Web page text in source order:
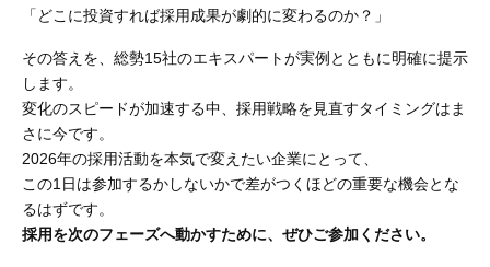
「どこに投資すれば採用成果が劇的に変わるのか？」
その答えを、総勢15社のエキスパートが実例とともに明確に提示
します。
変化のスピードが加速する中、採用戦略を見直すタイミングはま
さに今です。
2026年の採用活動を本気で変えたい企業にとって、
この1日は参加するかしないかで差がつくほどの重要な機会とな
るはずです。
採用を次のフェーズへ動かすために、ぜひご参加ください。